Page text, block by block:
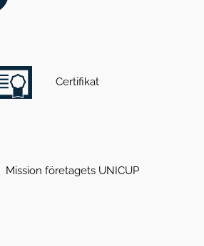
Certifikat
Mission företagets UNICUP